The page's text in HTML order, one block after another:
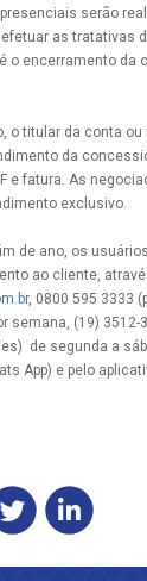
serão
as tratativas
o encerramento da
o titular da conta
da
e fatura. As
exclusivo.
de ano, os
ao cliente,
, 0800 595 3333
semana, (19) 3512-
de segunda a
App) e pelo